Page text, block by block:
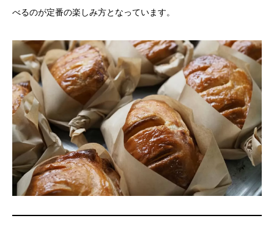
べるのが定番の楽しみ方となっています。